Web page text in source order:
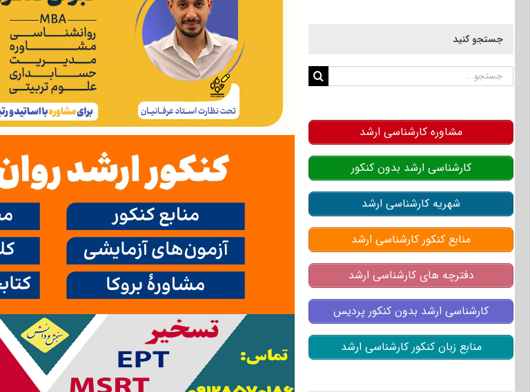
جستجو کنید
جستجو
مشاوره کارشناسی ارشد
کارشناسی ارشد بدون کنکور
شهریه کارشناسی ارشد
منابع کنکور کارشناسی ارشد
دفترچه های کارشناسی ارشد
کارشناسی ارشد بدون کنکور پردیس
منابع زبان کنکور کارشناسی ارشد